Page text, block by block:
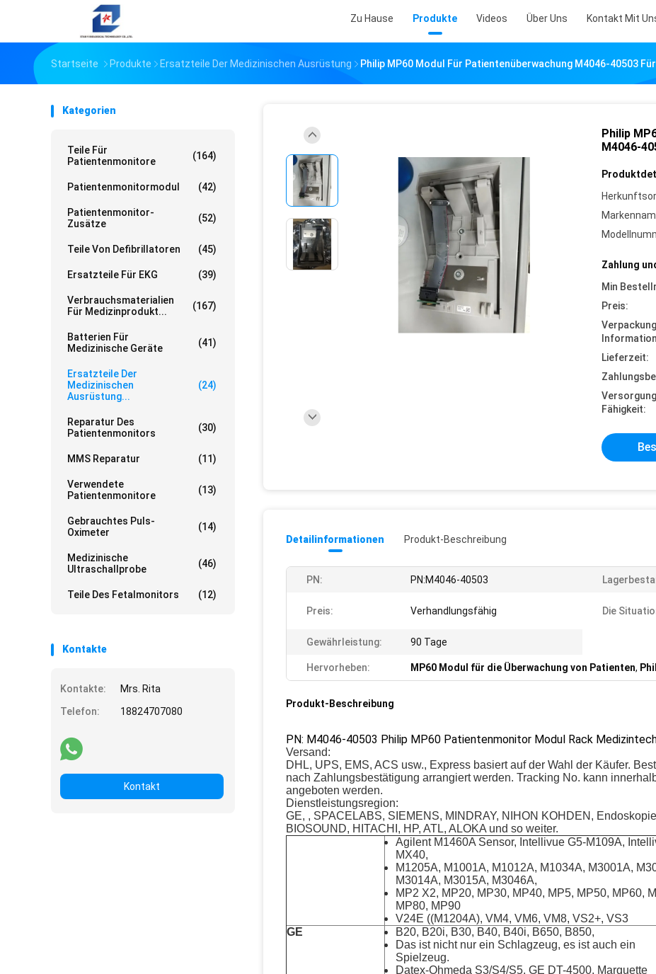
Zu Hause Produkte Videos Über Uns Kontakt Mit
Startseite Produkte Ersatzteile Der Medizinischen Ausrüstung Philip MP60 Modul Für Patientenüberwachung M4046-40503
Kategorien
Teile Für
Patientenmonitore
(164)
Patientenmonitormodul (42)
Patientenmonitor-
Zusätze
(52)
Teile Von Defibrillatoren (45)
Ersatzteile Für EKG (39)
Verbrauchsmaterialien
Für Medizinprodukt...
(167)
Batterien Für
Medizinische Geräte
(41)
Ersatzteile Der
Medizinischen
Ausrüstung...
(24)
Reparatur Des
Patientenmonitors
(30)
MMS Reparatur (11)
Verwendete
Patientenmonitore
(13)
Gebrauchtes Puls-
Oximeter
(14)
Medizinische
Ultraschallprobe
(46)
Teile Des Fetalmonitors (12)
Kontakte
Kontakte:
Mrs. Rita
Telefon:
18824707080
Kontakt
Philip
M4046-
Zahlung
Min
Preis:
Verpackung
Lieferzeit:
Fähigkeit:
Detailinformationen Produkt-Beschreibung
PN: PN:M4046-40503
Preis: Verhandlungsfähig Die
Gewährleistung: 90 Tage
Hervorheben: MP60 Modul für die Überwachung von Patienten,
Produkt-Beschreibung
PN: M4046-40503 Philip MP60 Patientenmonitor Modul Rack
Versand:
DHL, UPS, EMS, ACS usw., Express basiert auf der Wahl der Käufer.
nach Zahlungsbestätigung arrangiert werden. Tracking No. kann
angeboten werden.
Dienstleistungsregion:
GE, , SPACELABS, SIEMENS, MINDRAY, NIHON KOHDEN,
BIOSOUND, HITACHI, HP, ATL, ALOKA und so weiter.
Agilent M1460A Sensor, Intellivue G5-M109A,
MX40,
M1205A, M1001A, M1012A, M1034A, M3001A,
M3014A, M3015A, M3046A,
MP2 X2, MP20, MP30, MP40, MP5, MP50, MP60,
MP80, MP90
V24E ((M1204A), VM4, VM6, VM8, VS2+, VS3
GE
B20, B20i, B30, B40, B40i, B650, B850,
Das ist nicht nur ein Schlagzeug, es ist auch ein
Spielzeug.
Datex-Ohmeda S3/S4/S5, GE DT-4500, Marquette